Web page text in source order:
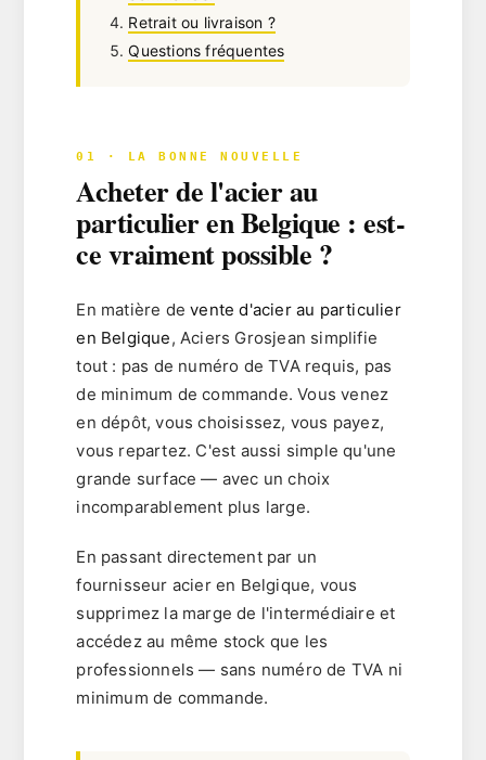
Retrait ou livraison ?
Questions fréquentes
01 · LA BONNE NOUVELLE
Acheter de l'acier au
particulier en Belgique : est-
ce vraiment possible ?
En matière devente d'acier au particulier
en Belgique, Aciers Grosjean simplifie
tout : pas de numéro de TVA requis, pas
de minimum de commande. Vous venez
en dépôt, vous choisissez, vous payez,
vous repartez. C'est aussi simple qu'une
grande surface — avec un choix
incomparablement plus large.
En passant directement par un
fournisseur acier en Belgique, vous
supprimez la marge de l'intermédiaire et
accédez au même stock que les
professionnels — sans numéro de TVA ni
minimum de commande.